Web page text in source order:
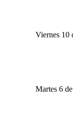
Viernes 10
Martes 6